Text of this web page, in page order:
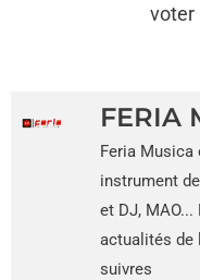
voter
FERIA
Feria
instrument
et DJ,
actualités de
suivres